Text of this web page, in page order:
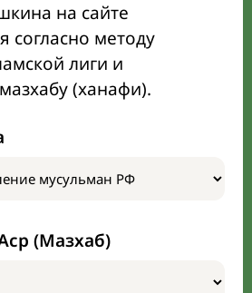
на сайте
согласно методу
лиги и
(ханафи).
(Мазхаб)